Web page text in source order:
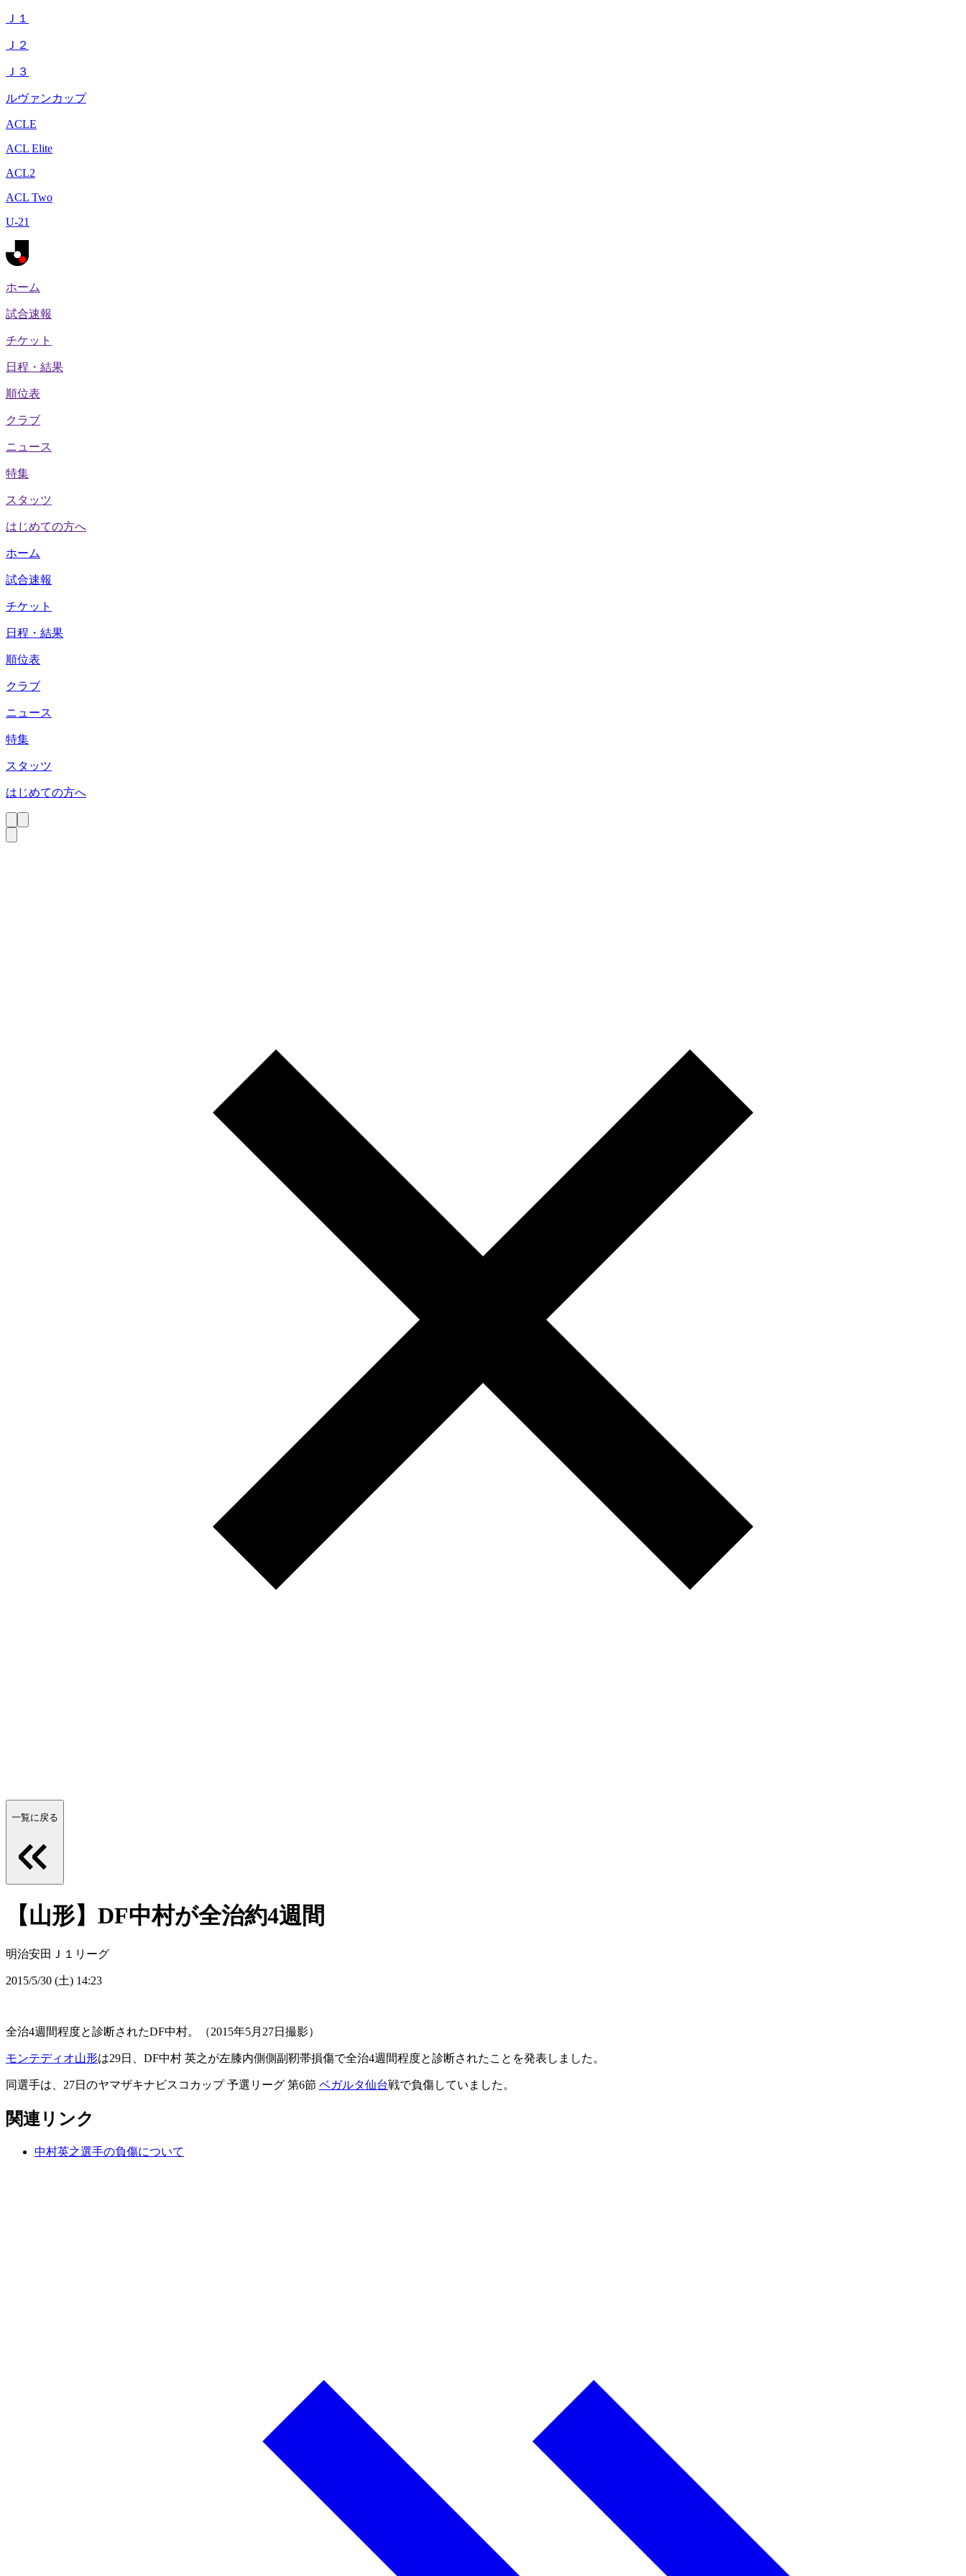
Ｊ１
Ｊ２
Ｊ３
ルヴァンカップ
ACLE
ACL Elite
ACL2
ACL Two
U-21
ホーム
試合速報
チケット
日程・結果
順位表
クラブ
ニュース
特集
スタッツ
はじめての方へ
ホーム
試合速報
チケット
日程・結果
順位表
クラブ
ニュース
特集
スタッツ
はじめての方へ
一覧に戻る
【山形】DF中村が全治約4週間
明治安田Ｊ１リーグ
2015/5/30 (土) 14:23
全治4週間程度と診断されたDF中村。（2015年5月27日撮影）
モンテディオ山形は29日、DF中村 英之が左膝内側側副靭帯損傷で全治4週間程度と診断されたことを発表しました。
同選手は、27日のヤマザキナビスコカップ 予選リーグ 第6節 ベガルタ仙台戦で負傷していました。
関連リンク
中村英之選手の負傷について